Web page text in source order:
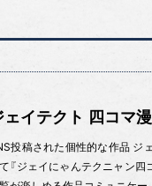
ェイテクト 四コマ
投稿された個性的な作品 ジ
『ジェイにゃんテクニャン四